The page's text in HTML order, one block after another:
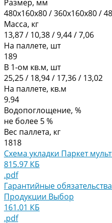
Размер, мм
480х160х80 / 360х160х80 /
Масса, кг
13,87 / 10,38 / 9,44 / 7,06
На паллете, шт
189
В 1-ом кв.м, шт
25,25 / 18,94 / 17,36 / 13,02
На паллете, кв.м
9.94
Водопоглощение, %
не более 5 %
Вес паллета, кг
1818
Схема укладки Паркет
815.97 КБ
.pdf
Гарантийные
Продукции Выбор
161.01 КБ
.pdf